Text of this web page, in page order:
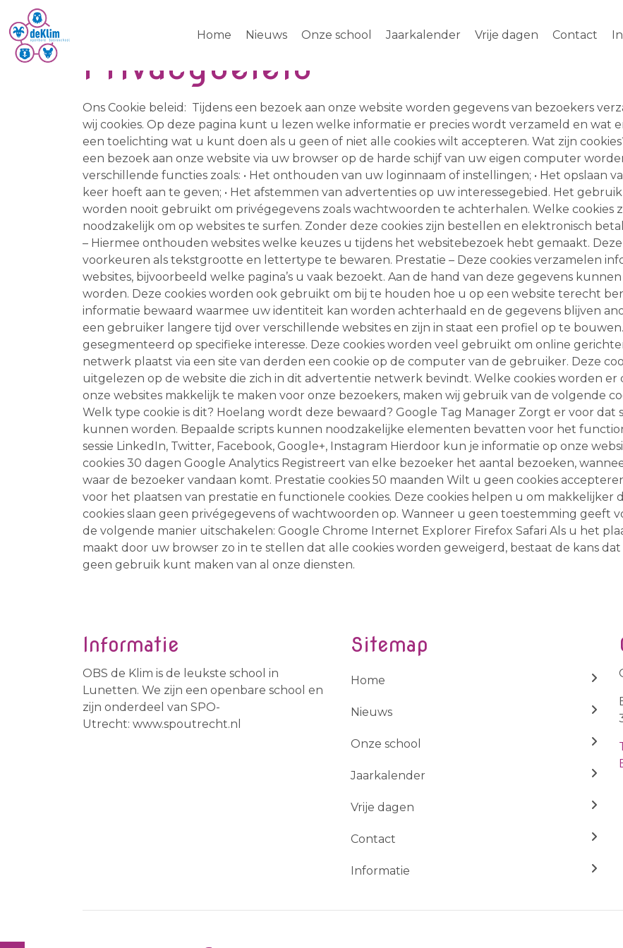
Home Nieuws Onze school Jaarkalender Vrije dagen Contact
Privacybeleid
Ons Cookie beleid: Tijdens een bezoek aan onze website worden gegevens van bezoekers
wij cookies. Op deze pagina kunt u lezen welke informatie er precies wordt verzameld en wat
een toelichting wat u kunt doen als u geen of niet alle cookies wilt accepteren. Wat zijn
een bezoek aan onze website via uw browser op de harde schijf van uw eigen computer
verschillende functies zoals: • Het onthouden van uw loginnaam of instellingen; • Het opslaan
keer hoeft aan te geven; • Het afstemmen van advertenties op uw interessegebied. Het
worden nooit gebruikt om privégegevens zoals wachtwoorden te achterhalen. Welke cookies
noodzakelijk om op websites te surfen. Zonder deze cookies zijn bestellen en elektronisch
– Hiermee onthouden websites welke keuzes u tijdens het websitebezoek hebt gemaakt.
voorkeuren als tekstgrootte en lettertype te bewaren. Prestatie – Deze cookies verzamelen
websites, bijvoorbeeld welke pagina’s u vaak bezoekt. Aan de hand van deze gegevens
worden. Deze cookies worden ook gebruikt om bij te houden hoe u op een website terecht
informatie bewaard waarmee uw identiteit kan worden achterhaald en de gegevens blijven
een gebruiker langere tijd over verschillende websites en zijn in staat een profiel op te
gesegmenteerd op specifieke interesse. Deze cookies worden veel gebruikt om online
netwerk plaatst via een site van derden een cookie op de computer van de gebruiker. Deze
uitgelezen op de website die zich in dit advertentie netwerk bevindt. Welke cookies worden
onze websites makkelijk te maken voor onze bezoekers, maken wij gebruik van de volgende
Welk type cookie is dit? Hoelang wordt deze bewaard? Google Tag Manager Zorgt er voor dat
kunnen worden. Bepaalde scripts kunnen noodzakelijke elementen bevatten voor het
sessie LinkedIn, Twitter, Facebook, Google+, Instagram Hierdoor kun je informatie op onze
cookies 30 dagen Google Analytics Registreert van elke bezoeker het aantal bezoeken,
waar de bezoeker vandaan komt. Prestatie cookies 50 maanden Wilt u geen cookies
voor het plaatsen van prestatie en functionele cookies. Deze cookies helpen u om makkelijker
cookies slaan geen privégegevens of wachtwoorden op. Wanneer u geen toestemming geeft
de volgende manier uitschakelen: Google Chrome Internet Explorer Firefox Safari Als u het
maakt door uw browser zo in te stellen dat alle cookies worden geweigerd, bestaat de kans
geen gebruik kunt maken van al onze diensten.
Informatie
OBS de Klim is de leukste school in
Lunetten. We zijn een openbare school en
zijn onderdeel van SPO-
Utrecht: www.spoutrecht.nl
Sitemap
Home
Nieuws
Onze school
Jaarkalender
Vrije dagen
Contact
Informatie